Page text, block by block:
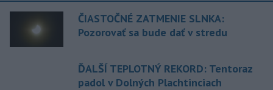
ČIASTOČNÉ ZATMENIE SLNKA:
Pozorovať sa bude dať v stredu
ĎALŠÍ TEPLOTNÝ REKORD: Tentoraz
padol v Dolných Plachtinciach